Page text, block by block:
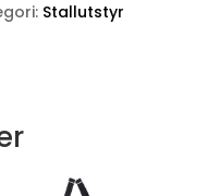
Stallutstyr